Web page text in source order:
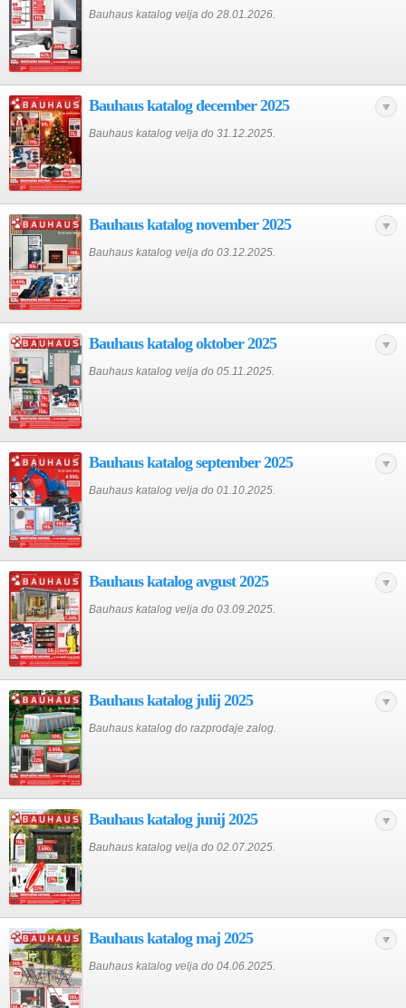
Bauhaus katalog velja do 28.01.2026.
Bauhaus katalog december 2025
Bauhaus katalog velja do 31.12.2025.
Bauhaus katalog november 2025
Bauhaus katalog velja do 03.12.2025.
Bauhaus katalog oktober 2025
Bauhaus katalog velja do 05.11.2025.
Bauhaus katalog september 2025
Bauhaus katalog velja do 01.10.2025.
Bauhaus katalog avgust 2025
Bauhaus katalog velja do 03.09.2025.
Bauhaus katalog julij 2025
Bauhaus katalog do razprodaje zalog.
Bauhaus katalog junij 2025
Bauhaus katalog velja do 02.07.2025.
Bauhaus katalog maj 2025
Bauhaus katalog velja do 04.06.2025.